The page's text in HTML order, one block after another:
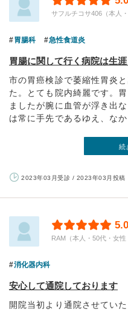
サフルチコサ406（本人
胃腸科 急性食道炎
胃腸に関して行く病院は生
市の胃癌検診で萎縮性胃炎
た。とても院内綺麗です。
ましたが腕に血管が浮き出
は常に手先であるゆえ、な
続
2023年03月受診 / 2023年03月投稿
5.0
RAM（本人・50代・女性
消化器内科
安心して通院しております
開院当初より通院させてい